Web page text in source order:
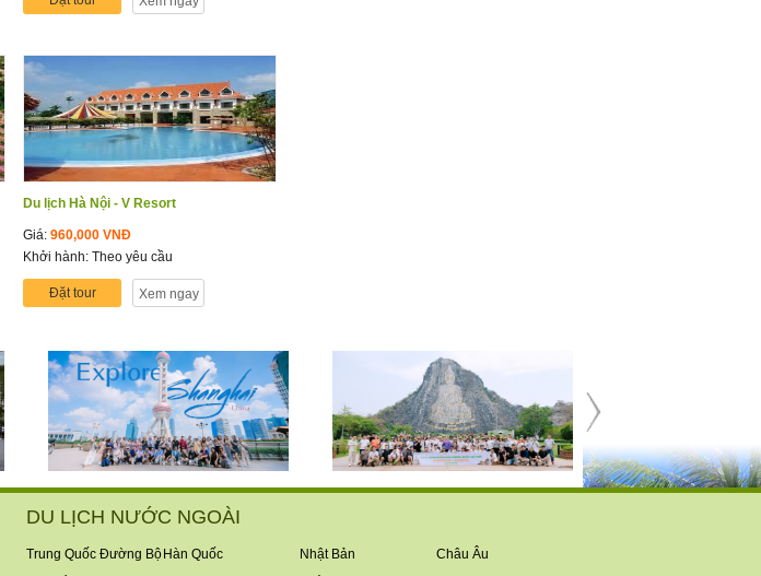
Du lịch Hà Nội - V Resort
Giá: 960,000 VNĐ
Khởi hành: Theo yêu cầu
Đặt tour Xem ngay
DU LỊCH NƯỚC NGOÀI
Trung Quốc Đường Bộ Hàn Quốc Nhật Bản
Châu Âu